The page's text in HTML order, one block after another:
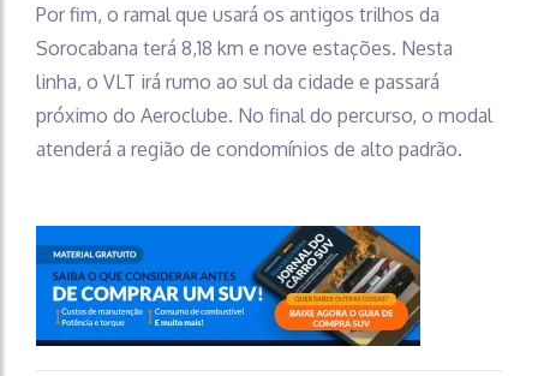
Por fim, o ramal que usará os antigos trilhos da
Sorocabana terá 8,18 km e nove estações. Nesta
linha, o VLT irá rumo ao sul da cidade e passará
próximo do Aeroclube. No final do percurso, o modal
atenderá a região de condomínios de alto padrão.